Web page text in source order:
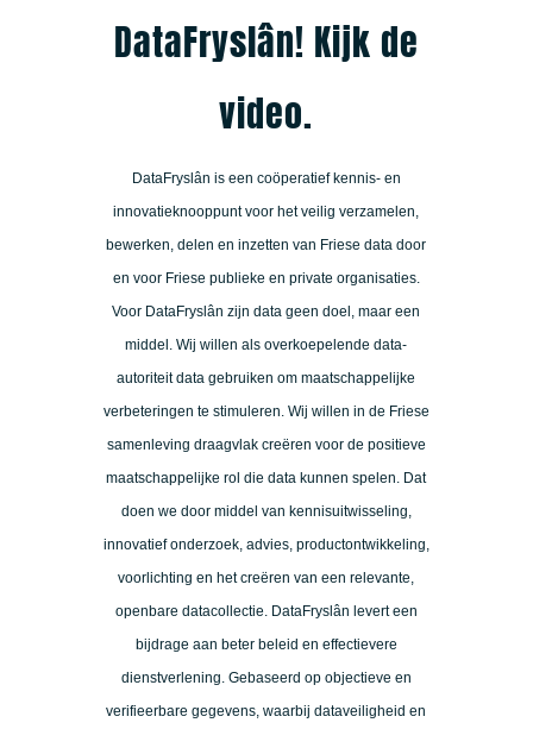
DataFryslân! Kijk de
video.
DataFryslân is een coöperatief kennis- en
innovatieknooppunt voor het veilig verzamelen,
bewerken, delen en inzetten van Friese data door
en voor Friese publieke en private organisaties.
Voor DataFryslân zijn data geen doel, maar een
middel. Wij willen als overkoepelende data-
autoriteit data gebruiken om maatschappelijke
verbeteringen te stimuleren. Wij willen in de Friese
samenleving draagvlak creëren voor de positieve
maatschappelijke rol die data kunnen spelen. Dat
doen we door middel van kennisuitwisseling,
innovatief onderzoek, advies, productontwikkeling,
voorlichting en het creëren van een relevante,
openbare datacollectie. DataFryslân levert een
bijdrage aan beter beleid en effectievere
dienstverlening. Gebaseerd op objectieve en
verifieerbare gegevens, waarbij dataveiligheid en